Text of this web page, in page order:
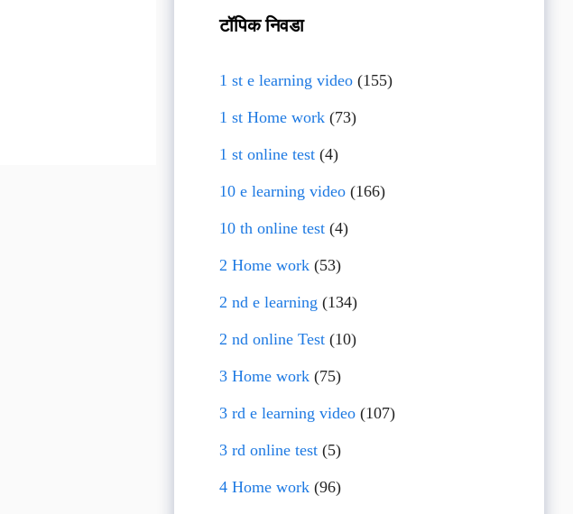
टॉपिक निवडा
1 st e learning video(155)
1 st Home work(73)
1 st online test(4)
10 e learning video(166)
10 th online test(4)
2 Home work(53)
2 nd e learning (134)
2 nd online Test(10)
3 Home work(75)
3 rd e learning video(107)
3 rd online test(5)
4 Home work(96)